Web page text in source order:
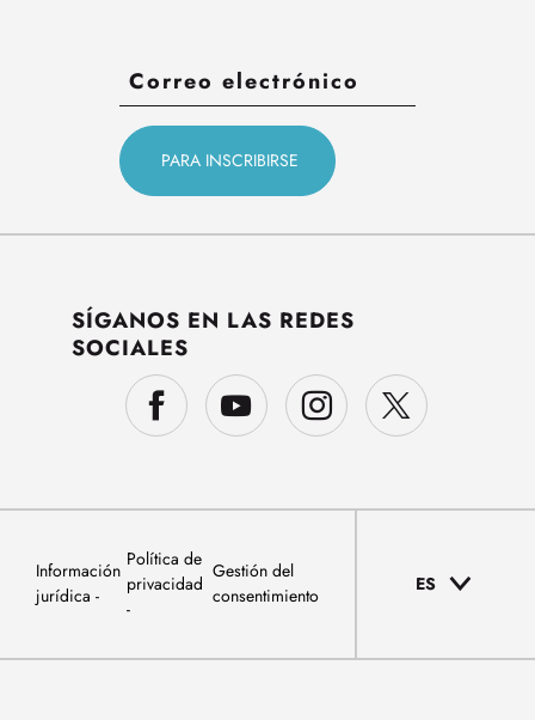
SÍGANOS EN LAS REDES
SOCIALES
Información
jurídica
Política de
privacidad
Gestión del
consentimiento
ES